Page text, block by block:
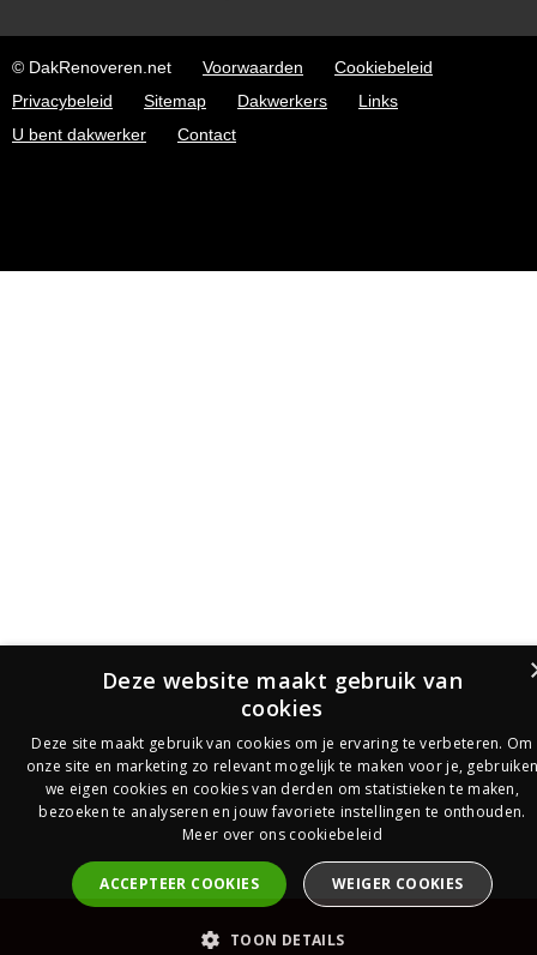
© DakRenoveren.net Voorwaarden
Cookiebeleid
Privacybeleid
Sitemap Dakwerkers
Links
U bent dakwerker
Contact
PrijsOfferte
Deze website maakt gebruik van
cookies
Deze site maakt gebruik van cookies om je ervaring te verbeteren. Om
onze site en marketing zo relevant mogelijk te maken voor je,
we eigen cookies en cookies van derden om statistieken te maken,
bezoeken te analyseren en jouw favoriete instellingen te onthouden.
Meer over ons cookiebeleid
ACCEPTEER COOKIES WEIGER COOKIES
TOON DETAILS